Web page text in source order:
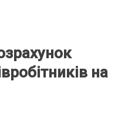
на